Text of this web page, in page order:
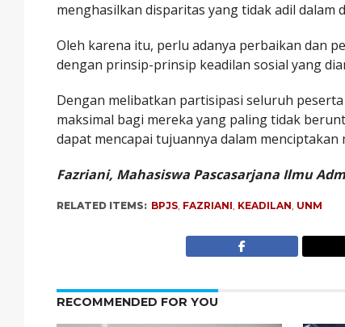
menghasilkan disparitas yang tidak adil dalam
Oleh karena itu, perlu adanya perbaikan dan
dengan prinsip-prinsip keadilan sosial yang
Dengan melibatkan partisipasi seluruh
maksimal bagi mereka yang paling tidak
dapat mencapai tujuannya dalam
Fazriani, Mahasiswa Pascasarjana Ilmu
RELATED ITEMS: BPJS, FAZRIANI, KEADILAN, UNM
RECOMMENDED FOR YOU